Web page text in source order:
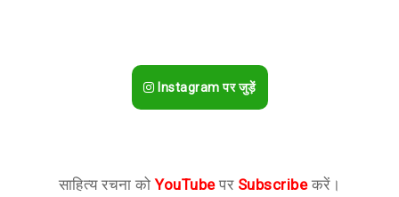
Instagram पर जुड़ें
साहित्य रचना कोYouTubeपर Subscribeकरें।